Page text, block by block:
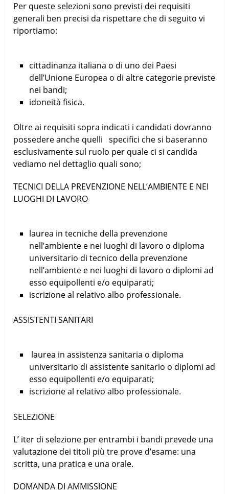
Per queste selezioni sono previsti dei requisiti
generali ben precisi da rispettare che di seguito vi
riportiamo:
cittadinanza italiana o di uno dei Paesi
dell’Unione Europea o di altre categorie previste
nei bandi;
idoneità fisica.
Oltre ai requisiti sopra indicati i candidati dovranno
possedere anche quelli specifici che si baseranno
esclusivamente sul ruolo per quale ci si candida
vediamo nel dettaglio quali sono;
TECNICI DELLA PREVENZIONE NELL’AMBIENTE E NEI
LUOGHI DI LAVORO
laurea in tecniche della prevenzione
nell’ambiente e nei luoghi di lavoro o diploma
universitario di tecnico della prevenzione
nell’ambiente e nei luoghi di lavoro o diplomi ad
esso equipollenti e/o equiparati;
iscrizione al relativo albo professionale.
ASSISTENTI SANITARI
laurea in assistenza sanitaria o diploma
universitario di assistente sanitario o diplomi ad
esso equipollenti e/o equiparati;
iscrizione al relativo albo professionale.
SELEZIONE
L’ iter di selezione per entrambi i bandi prevede una
valutazione dei titoli più tre prove d’esame: una
scritta, una pratica e una orale.
DOMANDA DI AMMISSIONE